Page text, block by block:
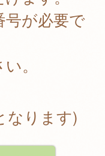
が必要で
。
なります)